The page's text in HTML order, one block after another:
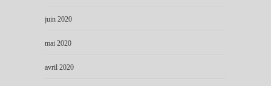
juin 2020
mai 2020
avril 2020